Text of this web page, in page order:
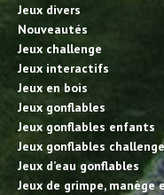
Jeux divers
Nouveautés
Jeux challenge
Jeux interactifs
Jeux en bois
Jeux gonflables
Jeux gonflables enfants
Jeux gonflables challenge
Jeux d’eau gonflables
Jeux de grimpe, manège